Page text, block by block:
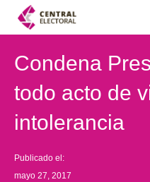
Condena
todo acto de
intolerancia
Publicado el:
mayo 27, 2017